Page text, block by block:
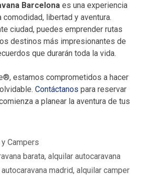
Barcelona es una experiencia
comodidad, libertad y aventura.
ciudad, puedes emprender rutas
destinos más impresionantes de
que durarán toda la vida.
estamos comprometidos a hacer
Contáctanos para reservar
a planear la aventura de tus
Campers
barata, alquilar autocaravana
madrid, alquilar camper